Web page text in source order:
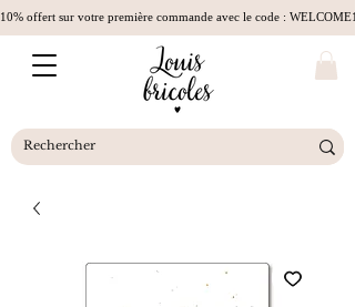
10% offert sur votre première commande avec le code :